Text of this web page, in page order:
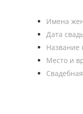
Имена
Дата
Название
Место и